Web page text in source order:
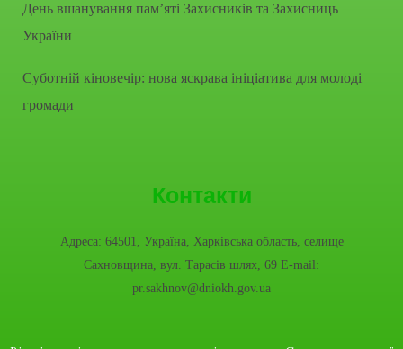
День вшанування пам’яті Захисників та Захисниць
України
Суботній кіновечір: нова яскрава ініціатива для молоді
громади
Контакти
Адреса: 64501, Україна, Харківська область, селище
Сахновщина, вул. Тарасів шлях, 69 E-mail:
pr.sakhnov@dniokh.gov.ua